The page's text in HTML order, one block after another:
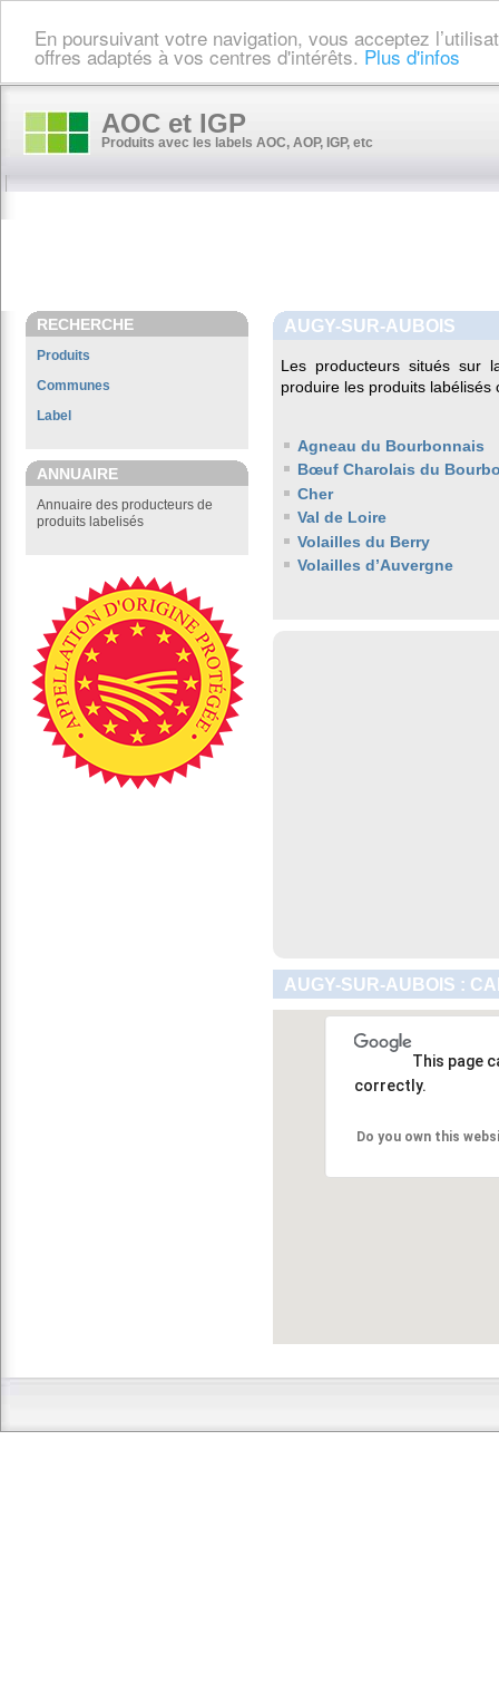
En poursuivant votre navigation, vous acceptez
offres adaptés à vos centres d'intérêts. Plus d'infos
AOC et IGP
Produits avec les labels AOC, AOP, IGP, etc
RECHERCHE
Produits
Communes
Label
ANNUAIRE
Annuaire des producteurs de
produits labelisés
AUGY-SUR-AUBOIS
Les producteurs situés sur
produire les produits labélisés
Agneau du Bourbonnais
Bœuf Charolais du
Cher
Val de Loire
Volailles du Berry
Volailles d’Auvergne
AUGY-SUR-AUBOIS :
This page
correctly.
Do you own this